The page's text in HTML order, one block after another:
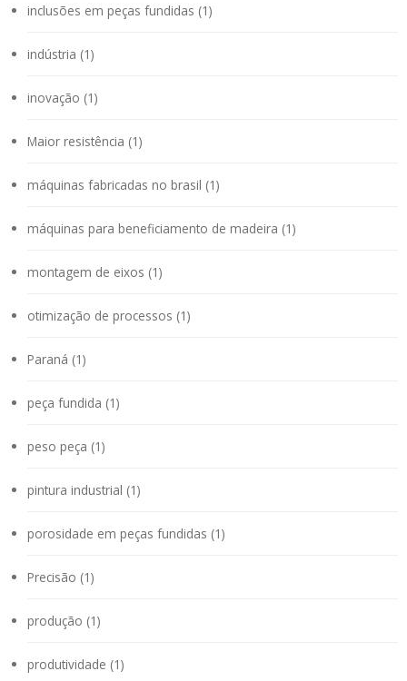
inclusões em peças fundidas (1)
indústria (1)
inovação (1)
Maior resistência (1)
máquinas fabricadas no brasil (1)
máquinas para beneficiamento de madeira (1)
montagem de eixos (1)
otimização de processos (1)
Paraná (1)
peça fundida (1)
peso peça (1)
pintura industrial (1)
porosidade em peças fundidas (1)
Precisão (1)
produção (1)
produtividade (1)